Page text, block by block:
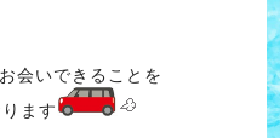
会いできることを
ます